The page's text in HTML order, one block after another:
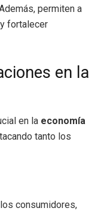
permiten a
fortalecer
en la
en la economía
tanto los
consumidores,